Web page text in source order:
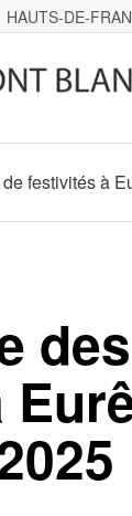
HAUTS-DE-
festivités à